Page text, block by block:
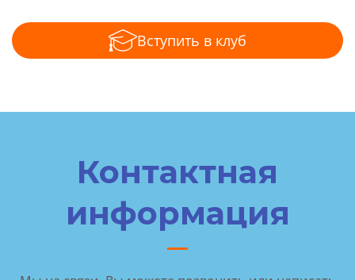
Вступить в клуб
Контактная
информация